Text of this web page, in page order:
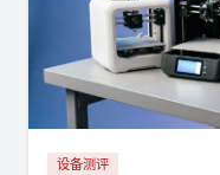
设备测评